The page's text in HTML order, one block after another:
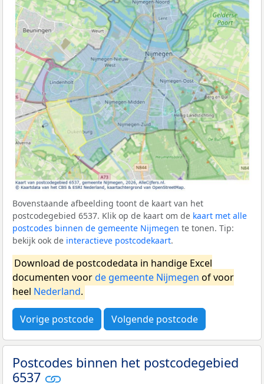
Bovenstaande afbeelding toont de kaart van het
postcodegebied 6537. Klik op de kaart om de kaart met alle
postcodes binnen de gemeente Nijmegen te tonen. Tip:
bekijk ook de interactieve postcodekaart.
Download de postcodedata in handige Excel
documenten voorde gemeente Nijmegen of voor
heel Nederland.
Vorige postcode Volgende postcode
Postcodes binnen het postcodegebied
6537